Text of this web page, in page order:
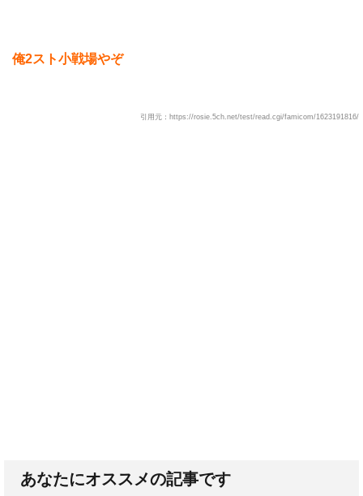
俺2スト小戦場やぞ
引用元：https://rosie.5ch.net/test/read.cgi/famicom/1623191816/
あなたにオススメの記事です